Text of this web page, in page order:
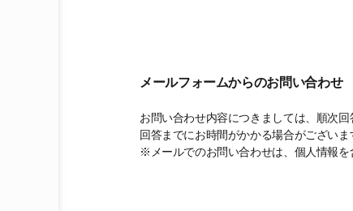
メールフォームからのお問い合わせ
お問い合わせ内容につきましては、順次
回答までにお時間がかかる場合がございま
※メールでのお問い合わせは、個人情報を